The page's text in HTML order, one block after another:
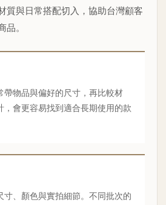
質與日常搭配切入，協助台灣顧客
品。
帶物品與偏好的尺寸，再比較材
，會更容易找到適合長期使用的款
寸、顏色與實拍細節。不同批次的